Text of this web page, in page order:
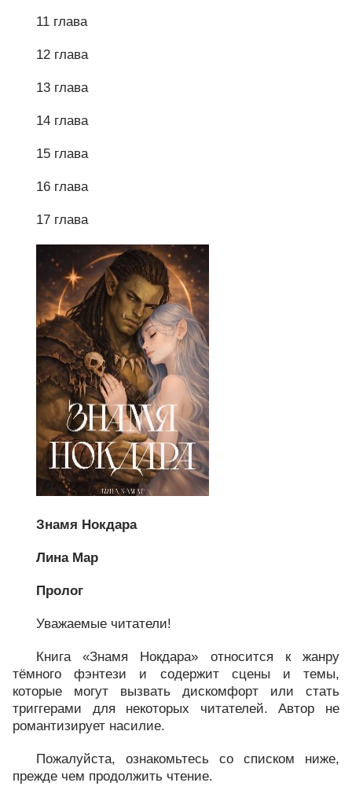
11 глава
12 глава
13 глава
14 глава
15 глава
16 глава
17 глава
Знамя Нокдара
Лина Мар
Пролог
Уважаемые читатели!
Книга «Знамя Нокдара» относится к жанру
тёмного фэнтези и содержит сцены и темы,
которые могут вызвать дискомфорт или стать
триггерами для некоторых читателей. Автор не
романтизирует насилие.
Пожалуйста, ознакомьтесь со списком ниже,
прежде чем продолжить чтение.